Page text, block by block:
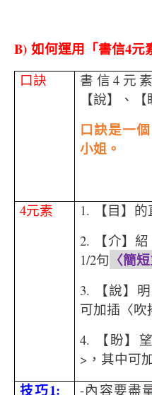
B) 如何運用「書信4元
口訣
書信4元
【說】、【
口訣是一
小姐。
4元素
1. 【目】的
2. 【介】
1/2句 〈簡
3. 【說】
可加插〈吹
4. 【盼】
>，其中可
技巧1:
-內容要盡